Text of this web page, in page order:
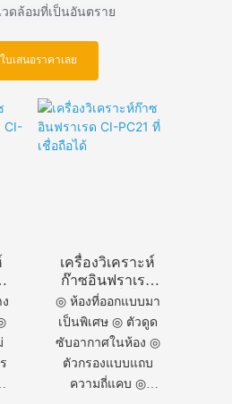
ดล้อมที่เป็นอันตราย
บเสนอราคาเลย
เครื่องวิเคราะห์
ก๊าซอินฟราเรด
CI-PC21 ที่เชื่อถือ
ได้
◎ ห้องที่ออกแบบมา
เป็นพิเศษ ◎ ตัวดูด
ซับอากาศในห้อง ◎
ตัวกรองแบบแถบ
ความถี่แคบ ◎